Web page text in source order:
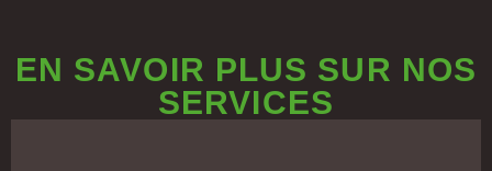
EN SAVOIR PLUS SUR NOS
SERVICES